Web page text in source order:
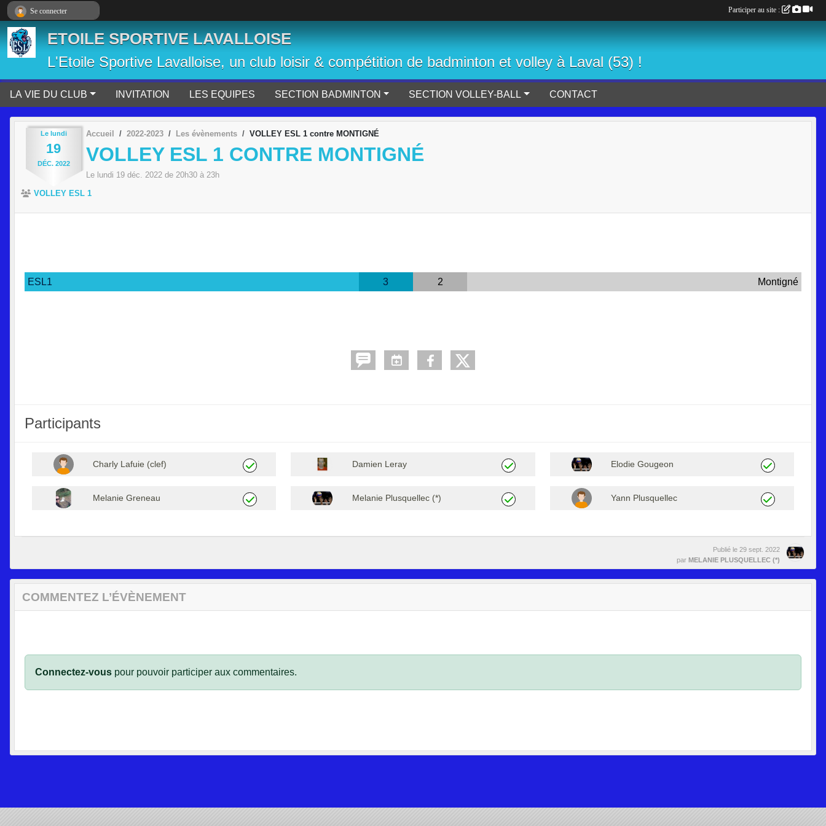
ETOILE SPORTIVE LAVALLOISE
L'Etoile Sportive Lavalloise, un club loisir & compétition de badminton et volley à Laval (53) !
LA VIE DU CLUB INVITATION LES EQUIPES SECTION BADMINTON SECTION VOLLEY-BALL CONTACT
Le lundi
19
DÉC. 2022
Accueil 2022-2023 Les évènements VOLLEY ESL 1 contre MONTIGNÉ
VOLLEY ESL 1 CONTRE MONTIGNÉ
Le lundi 19 déc. 2022 de 20h30 à 23h
VOLLEY ESL 1
ESL1 3 2 Montigné
Participants
Charly Lafuie (clef) Damien Leray Elodie Gougeon
Melanie Greneau Melanie Plusquellec (*) Yann Plusquellec
Publié le 29 sept. 2022
par MELANIE PLUSQUELLEC (*)
COMMENTEZ L’ÉVÈNEMENT
Connectez-vous pour pouvoir participer aux commentaires.
Se connecter Participer au site :
Panneau de gestion des cookies